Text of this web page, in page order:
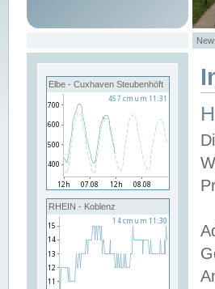
Elbe - Cuxhaven Steubenhöft
RHEIN - Koblenz